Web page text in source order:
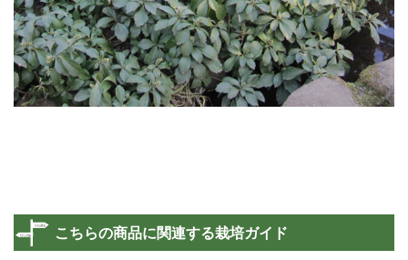
こちらの商品に関連する栽培ガイド